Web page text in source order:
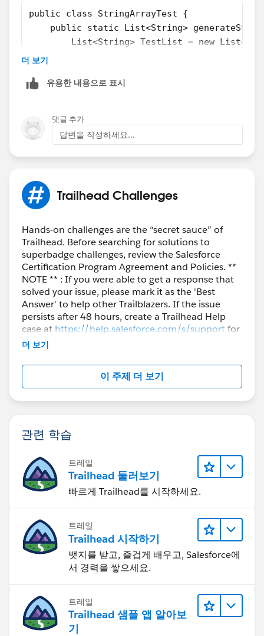
public class StringArrayTest {
public static List<String>
List<String> TestList = new
        for(Integer i=0;i<N;i++){
            system.debug(TestList[i]);
    }
}
Execute cltr+E
StringArrayTest.generateStringArray(5);
더 보기
유용한 내용으로 표시
댓글 추가
답변을 작성하세요...
Trailhead Challenges
Hands-on challenges are the “secret sauce” of
Trailhead. Before searching for solutions to
superbadge challenges, review the Salesforce
Certification Program Agreement and Policies. **
NOTE ** : If you were able to get a response that
solved your issue, please mark it as the 'Best
Answer' to help other Trailblazers. If the issue
persists after 48 hours, create a Trailhead Help
case at https://help.salesforce.com/s/supportfor
further assistance.
더 보기
이 주제 더 보기
관련 학습
트레일
Trailhead 둘러보기
빠르게 Trailhead를 시작하세요.
트레일
Trailhead 시작하기
뱃지를 받고, 즐겁게 배우고, Salesforce에
서 경력을 쌓으세요.
트레일
Trailhead 샘플 앱 알아보
기